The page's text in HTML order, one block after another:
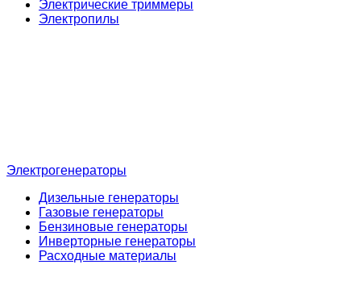
Электрические триммеры
Электропилы
Электрогенераторы
Дизельные генераторы
Газовые генераторы
Бензиновые генераторы
Инверторные генераторы
Расходные материалы